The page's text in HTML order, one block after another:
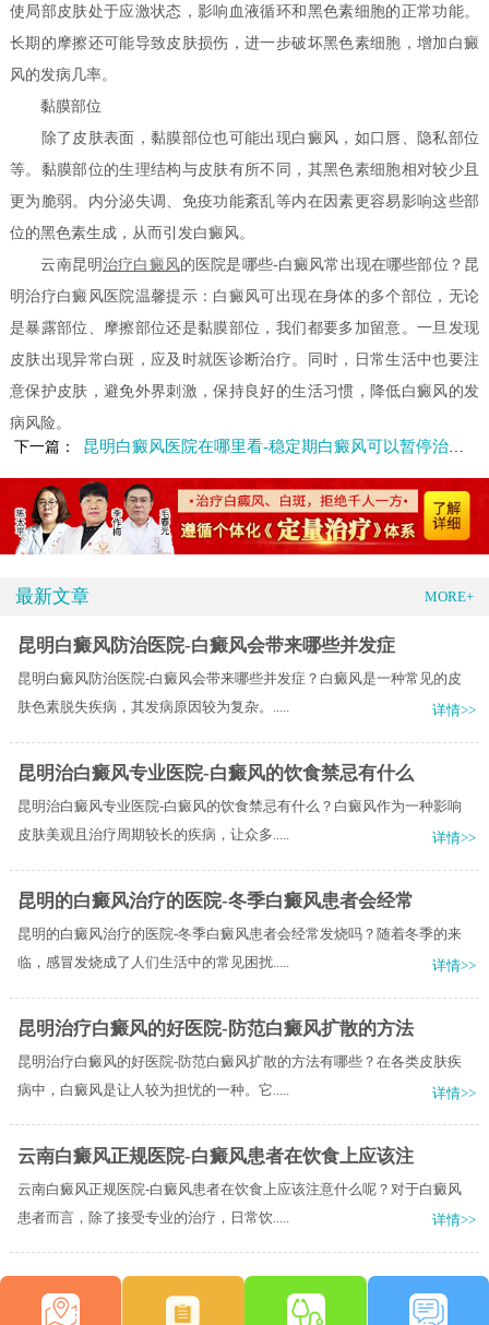
使局部皮肤处于应激状态，影响血液循环和黑色素细胞的正常功能。
长期的摩擦还可能导致皮肤损伤，进一步破坏黑色素细胞，增加白癜
风的发病几率。
黏膜部位
除了皮肤表面，黏膜部位也可能出现白癜风，如口唇、隐私部位
等。黏膜部位的生理结构与皮肤有所不同，其黑色素细胞相对较少且
更为脆弱。内分泌失调、免疫功能紊乱等内在因素更容易影响这些部
位的黑色素生成，从而引发白癜风。
云南昆明治疗白癜风的医院是哪些-白癜风常出现在哪些部位？昆
明治疗白癜风医院温馨提示：白癜风可出现在身体的多个部位，无论
是暴露部位、摩擦部位还是黏膜部位，我们都要多加留意。一旦发现
皮肤出现异常白斑，应及时就医诊断治疗。同时，日常生活中也要注
意保护皮肤，避免外界刺激，保持良好的生活习惯，降低白癜风的发
病风险。
下一篇：
昆明白癜风医院在哪里看-稳定期白癜风可以暂停治疗吗
最新文章 MORE+
昆明白癜风防治医院-白癜风会带来哪些并发症
昆明白癜风防治医院-白癜风会带来哪些并发症？白癜风是一种常见的皮
肤色素脱失疾病，其发病原因较为复杂。.....
详情>>
昆明治白癜风专业医院-白癜风的饮食禁忌有什么
昆明治白癜风专业医院-白癜风的饮食禁忌有什么？白癜风作为一种影响
皮肤美观且治疗周期较长的疾病，让众多.....
详情>>
昆明的白癜风治疗的医院-冬季白癜风患者会经常
昆明的白癜风治疗的医院-冬季白癜风患者会经常发烧吗？随着冬季的来
临，感冒发烧成了人们生活中的常见困扰.....
详情>>
昆明治疗白癜风的好医院-防范白癜风扩散的方法
昆明治疗白癜风的好医院-防范白癜风扩散的方法有哪些？在各类皮肤疾
病中，白癜风是让人较为担忧的一种。它.....
详情>>
云南白癜风正规医院-白癜风患者在饮食上应该注
云南白癜风正规医院-白癜风患者在饮食上应该注意什么呢？对于白癜风
患者而言，除了接受专业的治疗，日常饮.....
详情>>